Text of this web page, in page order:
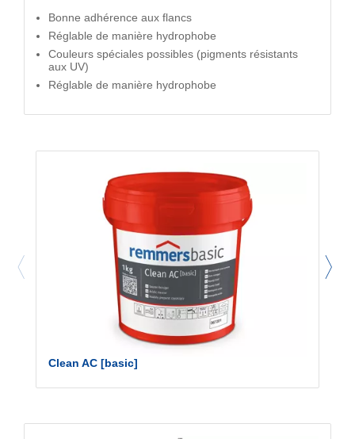
Bonne adhérence aux flancs
Réglable de manière hydrophobe
Couleurs spéciales possibles (pigments résistants
aux UV)
Réglable de manière hydrophobe
Clean AC [basic]